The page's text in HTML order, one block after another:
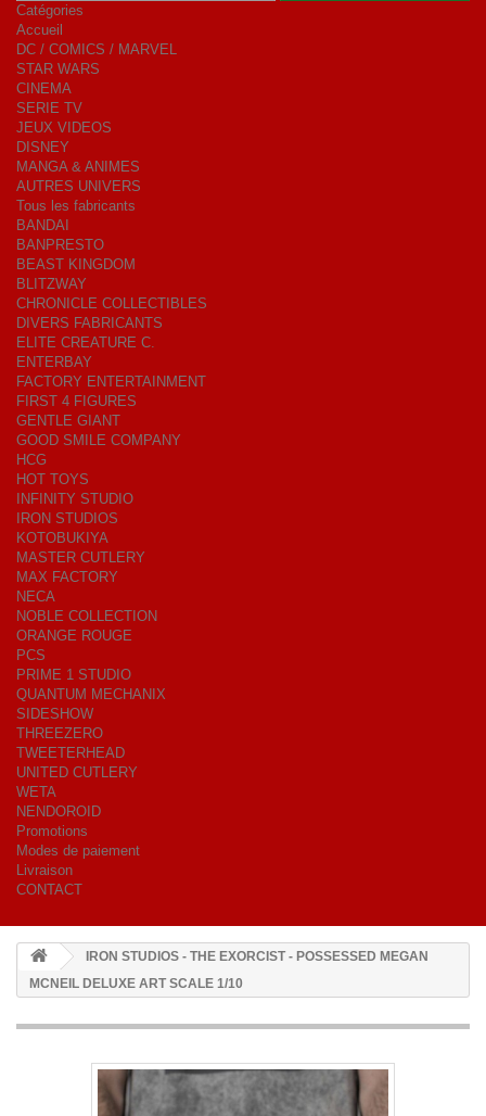
Catégories
Accueil
DC / COMICS / MARVEL
STAR WARS
CINEMA
SERIE TV
JEUX VIDEOS
DISNEY
MANGA & ANIMES
AUTRES UNIVERS
Tous les fabricants
BANDAI
BANPRESTO
BEAST KINGDOM
BLITZWAY
CHRONICLE COLLECTIBLES
DIVERS FABRICANTS
ELITE CREATURE C.
ENTERBAY
FACTORY ENTERTAINMENT
FIRST 4 FIGURES
GENTLE GIANT
GOOD SMILE COMPANY
HCG
HOT TOYS
INFINITY STUDIO
IRON STUDIOS
KOTOBUKIYA
MASTER CUTLERY
MAX FACTORY
NECA
NOBLE COLLECTION
ORANGE ROUGE
PCS
PRIME 1 STUDIO
QUANTUM MECHANIX
SIDESHOW
THREEZERO
TWEETERHEAD
UNITED CUTLERY
WETA
NENDOROID
Promotions
Modes de paiement
Livraison
CONTACT
IRON STUDIOS - THE EXORCIST - POSSESSED MEGAN
MCNEIL DELUXE ART SCALE 1/10